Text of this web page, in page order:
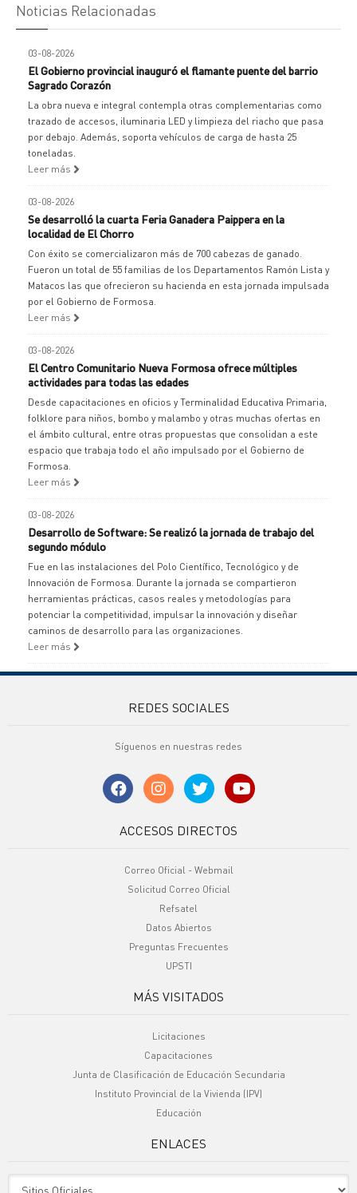
Noticias Relacionadas
03-08-2026
El Gobierno provincial inauguró el flamante puente del barrio
Sagrado Corazón
La obra nueva e integral contempla otras complementarias como
trazado de accesos, iluminaria LED y limpieza del riacho que pasa
por debajo. Además, soporta vehículos de carga de hasta 25
toneladas.
Leer más
03-08-2026
Se desarrolló la cuarta Feria Ganadera Paippera en la
localidad de El Chorro
Con éxito se comercializaron más de 700 cabezas de ganado.
Fueron un total de 55 familias de los Departamentos Ramón Lista y
Matacos las que ofrecieron su hacienda en esta jornada impulsada
por el Gobierno de Formosa.
Leer más
03-08-2026
El Centro Comunitario Nueva Formosa ofrece múltiples
actividades para todas las edades
Desde capacitaciones en oficios y Terminalidad Educativa Primaria,
folklore para niños, bombo y malambo y otras muchas ofertas en
el ámbito cultural, entre otras propuestas que consolidan a este
espacio que trabaja todo el año impulsado por el Gobierno de
Formosa.
Leer más
03-08-2026
Desarrollo de Software: Se realizó la jornada de trabajo del
segundo módulo
Fue en las instalaciones del Polo Científico, Tecnológico y de
Innovación de Formosa. Durante la jornada se compartieron
herramientas prácticas, casos reales y metodologías para
potenciar la competitividad, impulsar la innovación y diseñar
caminos de desarrollo para las organizaciones.
Leer más
REDES SOCIALES
Síguenos en nuestras redes
ACCESOS DIRECTOS
Correo Oficial - Webmail
Solicitud Correo Oficial
Refsatel
Datos Abiertos
Preguntas Frecuentes
UPSTI
MÁS VISITADOS
Licitaciones
Capacitaciones
Junta de Clasificación de Educación Secundaria
Instituto Provincial de la Vivienda (IPV)
Educación
ENLACES